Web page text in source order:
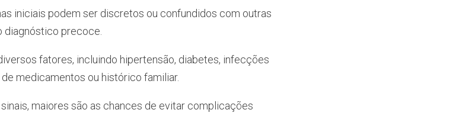
iniciais podem ser discretos ou confundidos com outras
diagnóstico precoce.
fatores, incluindo hipertensão, diabetes, infecções
medicamentos ou histórico familiar.
maiores são as chances de evitar complicações